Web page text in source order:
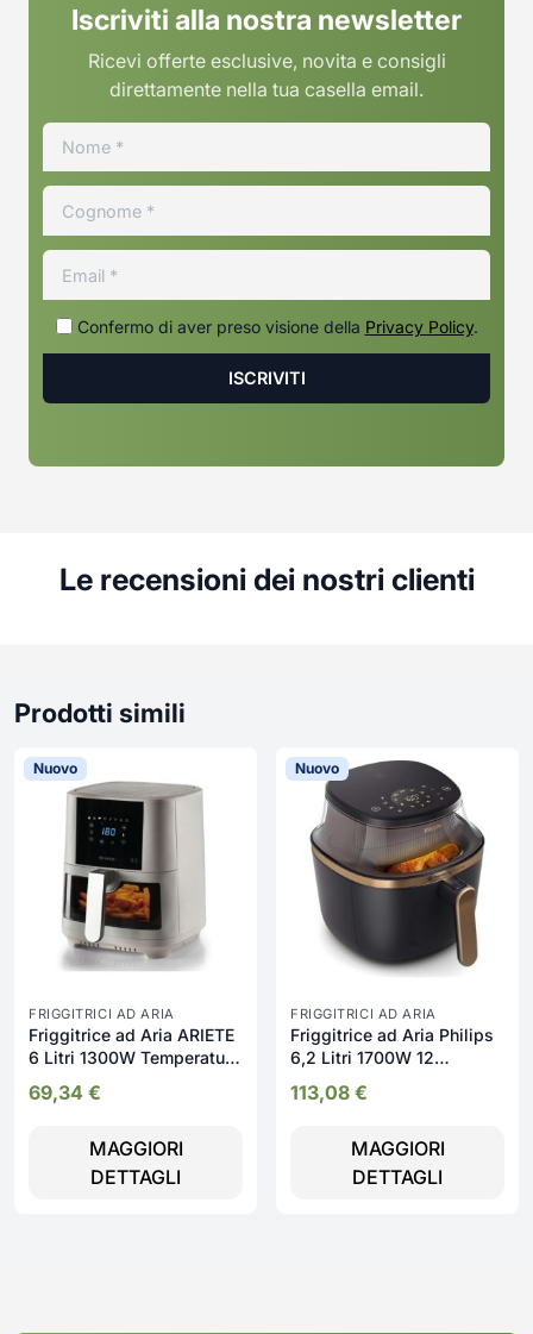
Iscriviti alla nostra newsletter
Ricevi offerte esclusive, novita e consigli
direttamente nella tua casella email.
Confermo di aver preso visione della Privacy Policy.
Le recensioni dei nostri clienti
Prodotti simili
Nuovo
FRIGGITRICI AD ARIA
Friggitrice ad Aria ARIETE
6 Litri 1300W Temperatura
Bianco - 4626 Airy Fryer
69,34 €
MAGGIORI
DETTAGLI
Nuovo
FRIGGITRICI AD ARIA
Friggitrice ad Aria Philips
6,2 Litri 1700W 12
serie 3000 - NA332/00
113,08 €
MAGGIORI
DETTAGLI